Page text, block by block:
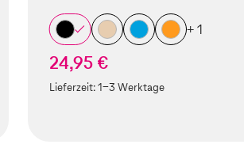
+ 1
24,95 €
Lieferzeit:1-3 Werktage